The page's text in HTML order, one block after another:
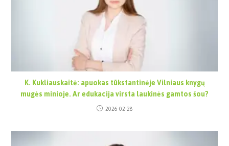
K. Kukliauskaitė: apuokas tūkstantinėje Vilniaus knygų
mugės minioje. Ar edukacija virsta laukinės gamtos šou?
2026-02-28